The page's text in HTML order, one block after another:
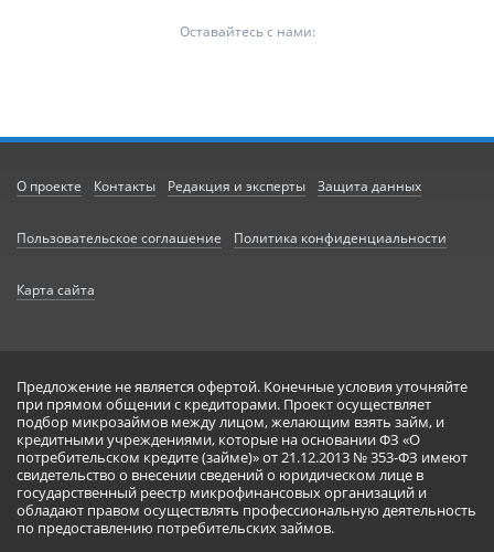
Оставайтесь с нами:
О проекте Контакты Редакция и эксперты Защита данных
Пользовательское соглашение Политика конфиденциальности
Карта сайта
Предложение не является офертой. Конечные условия уточняйте
при прямом общении с кредиторами. Проект осуществляет
подбор микрозаймов между лицом, желающим взять займ, и
кредитными учреждениями, которые на основании ФЗ «О
потребительском кредите (займе)» от 21.12.2013 № 353-ФЗ имеют
свидетельство о внесении сведений о юридическом лице в
государственный реестр микрофинансовых организаций и
обладают правом осуществлять профессиональную деятельность
по предоставлению потребительских займов.